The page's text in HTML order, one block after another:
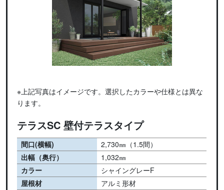
※上記写真はイメージです。選択したカラーや仕様とは異な
ります。
テラスSC 壁付テラスタイプ
間口(横幅)
2,730㎜（1.5間）
出幅（奥行）
1,032㎜
カラー
シャイングレーF
屋根材
アルミ形材